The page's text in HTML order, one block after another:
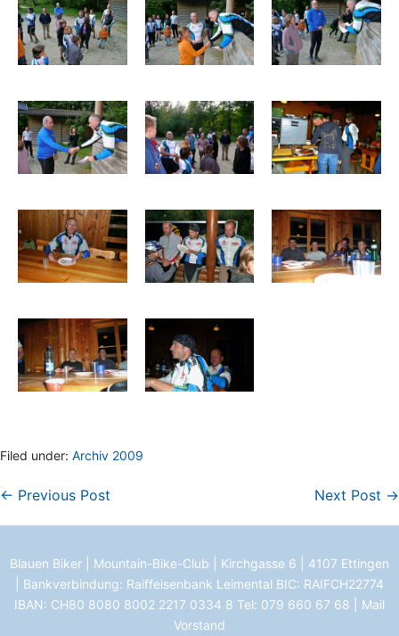
Filed under: Archiv 2009
← Previous Post Next Post →
Blauen Biker | Mountain-Bike-Club | Kirchgasse 6 | 4107 Ettingen
| Bankverbindung: Raiffeisenbank Leimental BIC: RAIFCH22774
IBAN: CH80 8080 8002 2217 0334 8 Tel: 079 660 67 68
Mail
Vorstand